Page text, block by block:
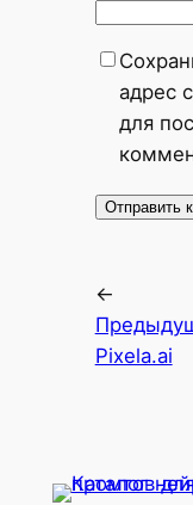
адрес
для
←
Pixela.ai